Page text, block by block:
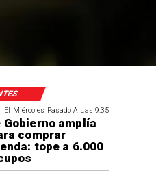
El Miércoles Pasado A Las 9:35
Gobierno amplía
comprar
tope a 6.000